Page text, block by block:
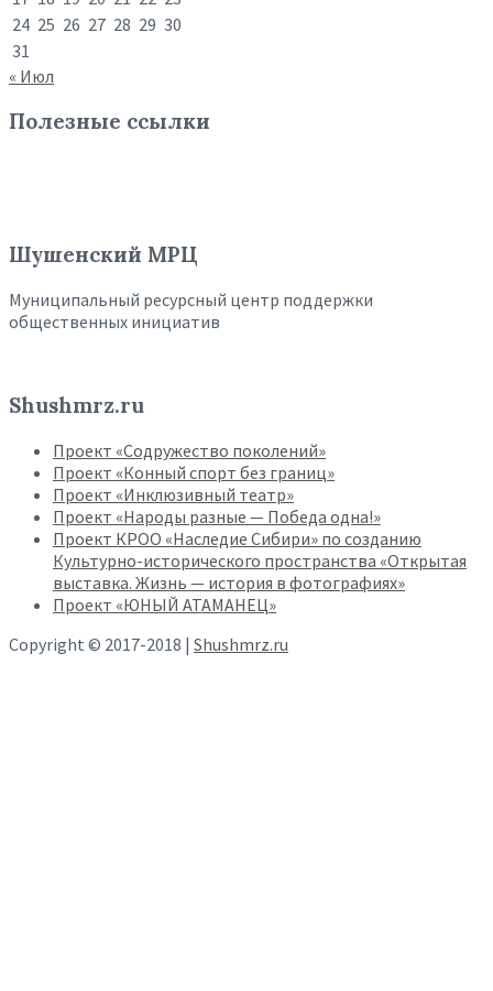
24 25 26 27 28 29 30
31
« Июл
Полезные ссылки
Шушенский МРЦ
Муниципальный ресурсный центр поддержки
общественных инициатив
Shushmrz.ru
Проект «Содружество поколений»
Проект «Конный спорт без границ»
Проект «Инклюзивный театр»
Проект «Народы разные — Победа одна!»
Проект КРОО «Наследие Сибири» по созданию
Культурно-исторического пространства «Открытая
выставка. Жизнь — история в фотографиях»
Проект «ЮНЫЙ АТАМАНЕЦ»
Copyright © 2017-2018 | Shushmrz.ru